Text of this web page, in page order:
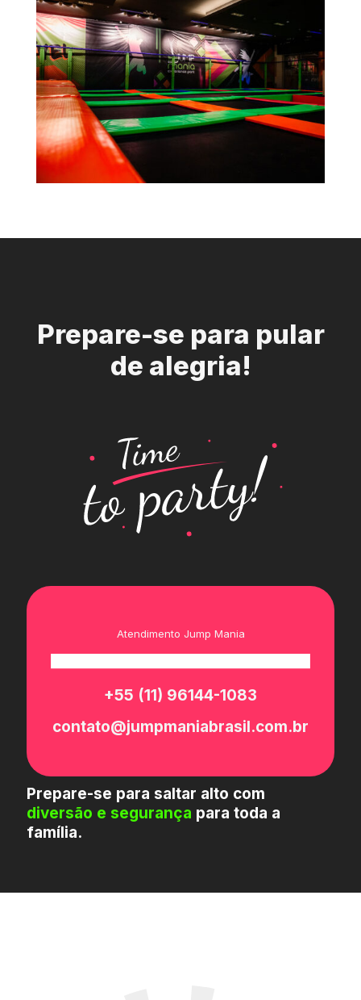
Prepare-se para pular
de alegria!
Atendimento Jump Mania
+55 (11) 96144-1083
contato@jumpmaniabrasil.com.br
Prepare-se para saltar alto com
diversão e segurança para toda a
família.